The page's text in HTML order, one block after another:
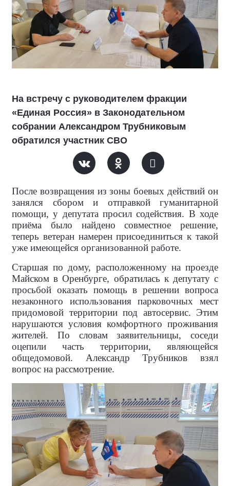
На встречу с руководителем фракции
«Единая Россия» в Законодательном
собрании Александром Трубниковым
обратился участник СВО
После возвращения из зоны боевых действий он
занялся сбором и отправкой гуманитарной
помощи, у депутата просил содействия. В ходе
приёма было найдено совместное решение,
теперь ветеран намерен присоединиться к такой
уже имеющейся организованной работе.
Старшая по дому, расположенному на проезде
Майском в Оренбурге, обратилась к депутату с
просьбой оказать помощь в решении вопроса
незаконного использования парковочных мест
придомовой территории под автосервис. Этим
нарушаются условия комфортного проживания
жителей. По словам заявительницы, соседи
оцепили часть территории, являющейся
общедомовой. Александр Трубников взял
вопрос на рассмотрение.